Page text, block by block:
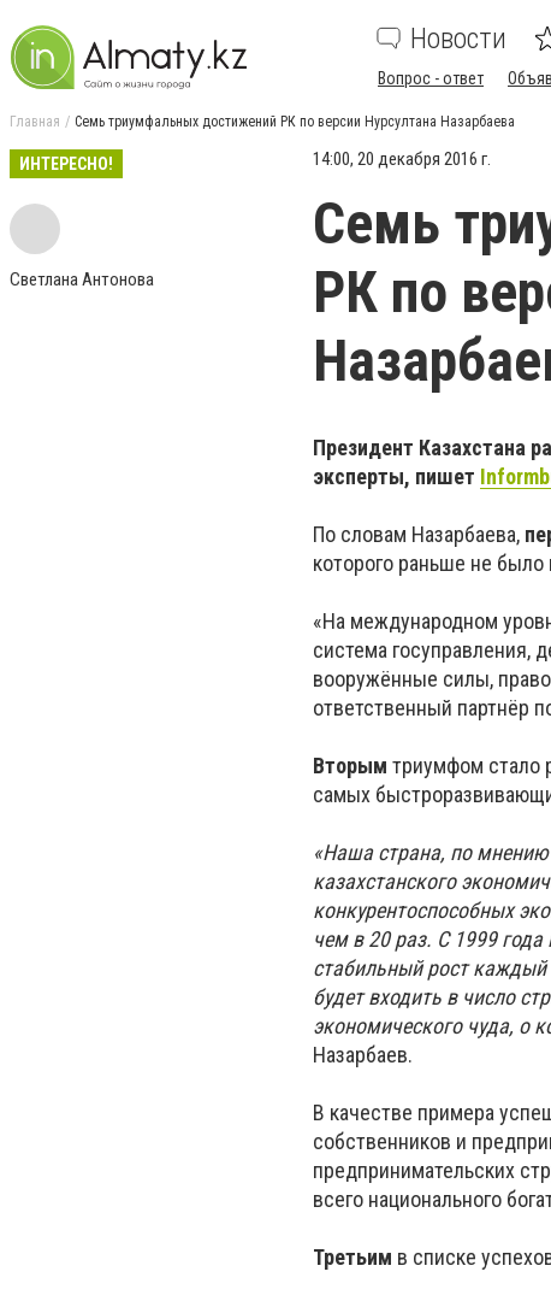
Новости
Вопрос - ответ
Главная Семь триумфальных достижений РК по версии Нурсултана Назарбаева
ИНТЕРЕСНО!
Светлана Антонова
14:00, 20 декабря 2016 г.
Семь
РК по
Президент Казахстана
эксперты, пишет
По словам Назарбаева,
которого раньше не было
«На международном
система госуправления,
вооружённые силы,
ответственный партнёр
Вторым триумфом стало
самых
«Наша страна, по
казахстанского
конкурентоспособных
чем в 20 раз. С 1999
стабильный рост каждый
будет входить в число
экономического чуда, о
Назарбаев.
В качестве примера
собственников и
предпринимательских
всего национального
Третьим в списке